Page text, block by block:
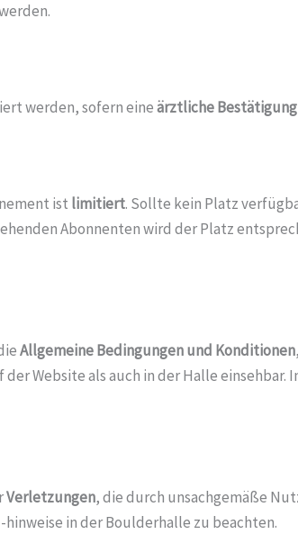
werden, sofern eineärztliche Bestätigung
ist limitiert. Sollte kein Platz
Abonnenten wird der Platz
Allgemeine Bedingungen und Konditionen
Website als auch in der Halle
Verletzungen, die durch unsachgemäße
hinweise in der Boulderhalle zu beachten.